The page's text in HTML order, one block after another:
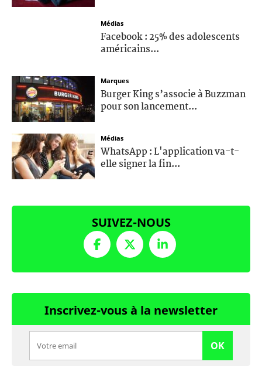
Médias
Facebook : 25% des adolescents
américains...
Marques
Burger King s’associe à Buzzman
pour son lancement...
Médias
WhatsApp : L'application va-t-
elle signer la fin...
SUIVEZ-NOUS
Inscrivez-vous à la newsletter
OK